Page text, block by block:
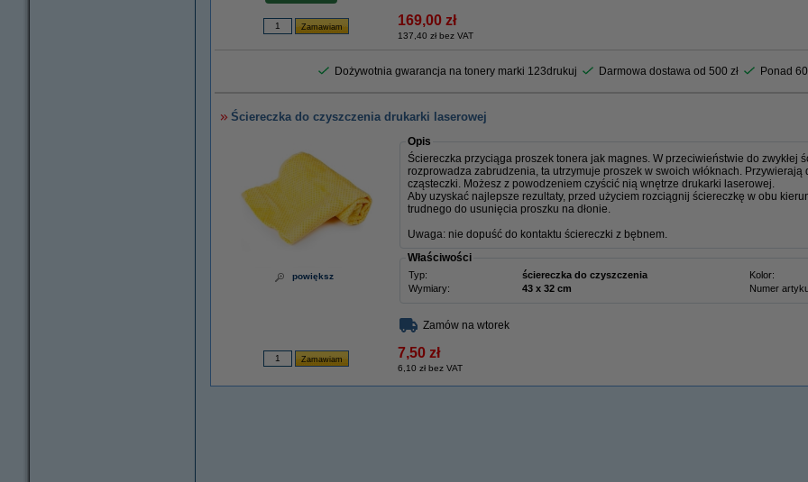
169,00 zł
137,40 zł bez VAT
Dożywotnia gwarancja na tonery marki 123drukuj Darmowa dostawa od 500 zł Ponad
Ściereczka do czyszczenia drukarki laserowej
powiększ
Opis
Ściereczka przyciąga proszek tonera jak magnes. W przeciwieństwie do zwykłej
rozprowadza zabrudzenia, ta utrzymuje proszek w swoich włóknach.
cząsteczki. Możesz z powodzeniem czyścić nią wnętrze drukarki laserowej.
Aby uzyskać najlepsze rezultaty, przed użyciem rozciągnij ściereczkę w obu
trudnego do usunięcia proszku na dłonie.
Uwaga: nie dopuść do kontaktu ściereczki z bębnem.
Właściwości
Typ: ściereczka do czyszczenia Kolor:
Wymiary:
43 x 32 cm Numer
Zamów na wtorek
7,50 zł
6,10 zł bez VAT